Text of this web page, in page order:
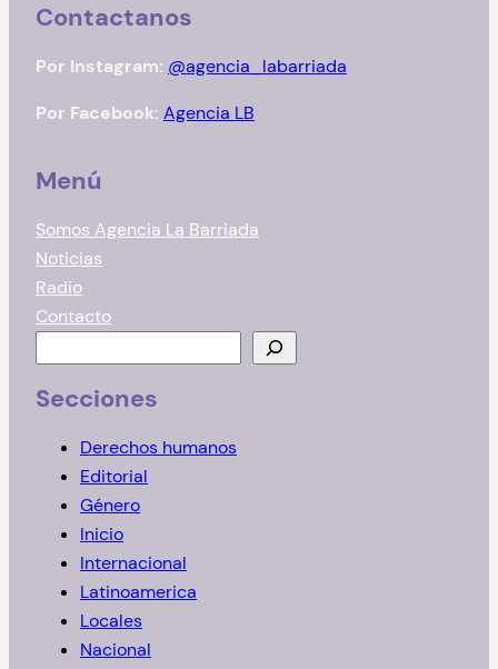
Contactanos
Por Instagram: @agencia_labarriada
Por Facebook: Agencia LB
Menú
Somos Agencia La Barriada
Noticias
Radio
Contacto
u
s
Secciones
Derechos humanos
Editorial
Género
Inicio
Internacional
Latinoamerica
Locales
Nacional